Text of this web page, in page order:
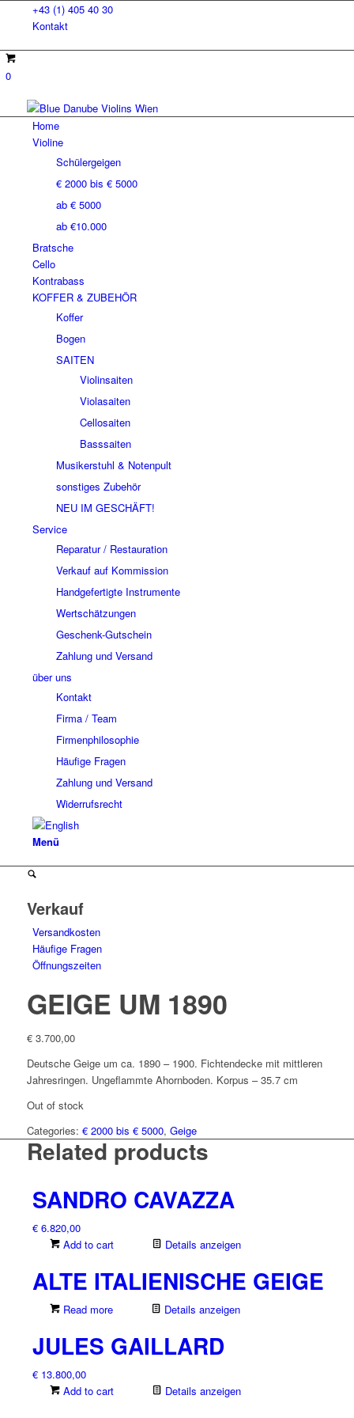
+43 (1) 405 40 30
Kontakt
0
Home
Violine
Schülergeigen
€ 2000 bis € 5000
ab € 5000
ab €10.000
Bratsche
Cello
Kontrabass
KOFFER & ZUBEHÖR
Koffer
Bogen
SAITEN
Violinsaiten
Violasaiten
Cellosaiten
Basssaiten
Musikerstuhl & Notenpult
sonstiges Zubehör
NEU IM GESCHÄFT!
Service
Reparatur / Restauration
Verkauf auf Kommission
Handgefertigte Instrumente
Wertschätzungen
Geschenk-Gutschein
Zahlung und Versand
über uns
Kontakt
Firma / Team
Firmenphilosophie
Häufige Fragen
Zahlung und Versand
Widerrufsrecht
Menü
Verkauf
Versandkosten
Häufige Fragen
Öffnungszeiten
GEIGE UM 1890
€3.700,00
Deutsche Geige um ca. 1890 – 1900. Fichtendecke mit mittleren
Jahresringen. Ungeflammte Ahornboden. Korpus – 35.7 cm
Out of stock
Categories: € 2000 bis € 5000, Geige
Related products
SANDRO CAVAZZA
€6.820,00
Add to cart
Details anzeigen
ALTE ITALIENISCHE GEIGE
Read more Details anzeigen
JULES GAILLARD
€13.800,00
Add to cart
Details anzeigen